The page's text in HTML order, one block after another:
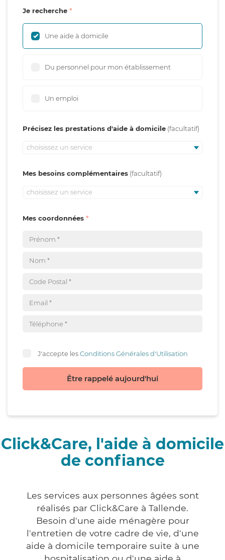
Je recherche
Une aide à domicile
Du personnel pour mon établissement
Un emploi
Précisez les prestations d'aide à domicile
choisissez un service
Mes besoins complémentaires
choisissez un service
Mes coordonnées
J'accepte lesConditions Générales d'Utilisation
Être rappelé aujourd'hui
Click&Care, l'aide à domicile
de confiance
Les services aux personnes âgées sont
réalisés par Click&Care à Tallende.
Besoin d'une aide ménagère pour
l'entretien de votre cadre de vie, d'une
aide à domicile temporaire suite à une